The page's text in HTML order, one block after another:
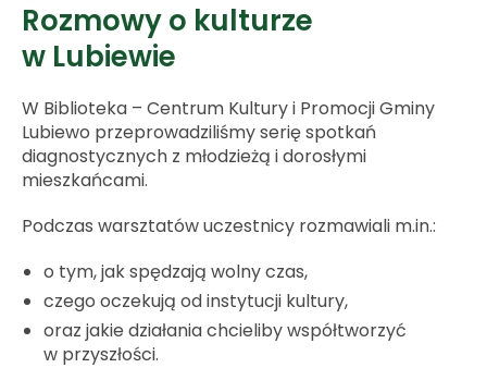
Rozmowy o kulturze
w Lubiewie
W Biblioteka – Centrum Kultury i Promocji Gminy
Lubiewo przeprowadziliśmy serię spotkań
diagnostycznych z młodzieżą i dorosłymi
mieszkańcami.
Podczas warsztatów uczestnicy rozmawiali m.in.:
o tym, jak spędzają wolny czas,
czego oczekują od instytucji kultury,
oraz jakie działania chcieliby współtworzyć
w przyszłości.